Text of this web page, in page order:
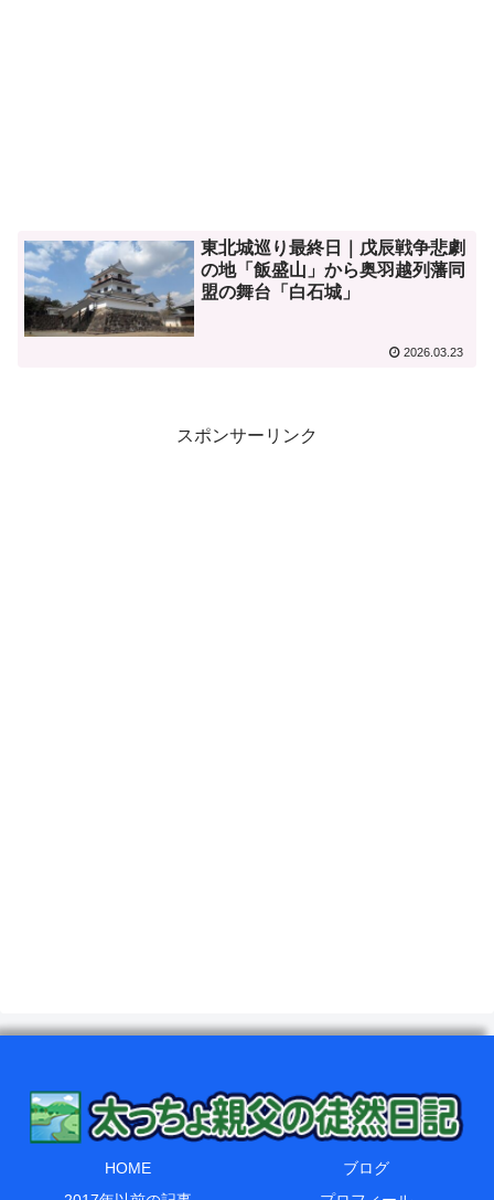
東北城巡り最終日｜戊辰戦争悲劇
の地「飯盛山」から奥羽越列藩同
盟の舞台「白石城」
2026.03.23
スポンサーリンク
HOME
ブログ